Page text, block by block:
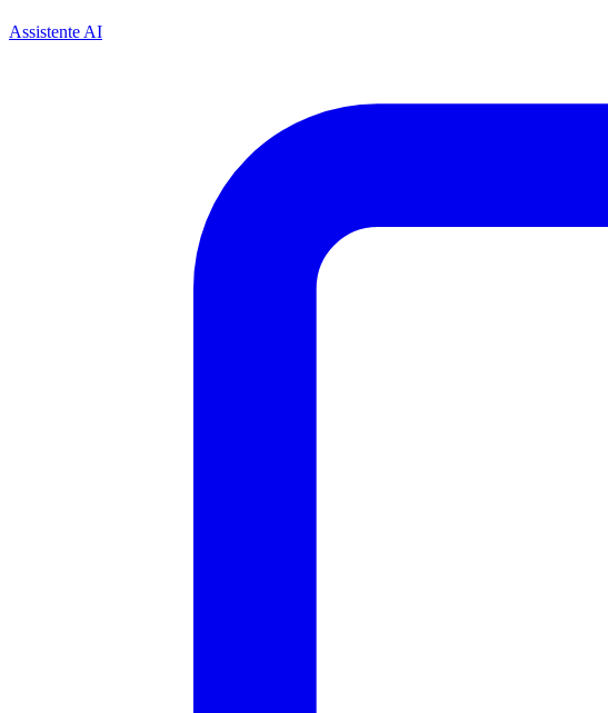
Assistente AI